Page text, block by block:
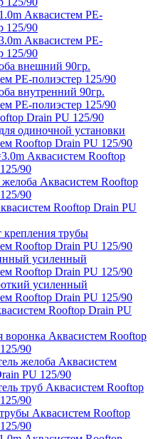
Аквасистем PE-
125/90
Аквасистем PE-
125/90
внешний 90гр.
PE-полиэстер 125/90
внутренний 90гр.
PE-полиэстер 125/90
Drain PU 125/90
одиночной установки
Rooftop Drain PU 125/90
Аквасистем Rooftop
90
желоба Аквасистем Rooftop
90
Rooftop Drain PU
крепления трубы
Rooftop Drain PU 125/90
усиленный
Rooftop Drain PU 125/90
усиленный
Rooftop Drain PU 125/90
Rooftop Drain PU
воронка Аквасистем Rooftop
90
желоба Аквасистем
PU 125/90
труб Аквасистем Rooftop
90
Аквасистем Rooftop
90